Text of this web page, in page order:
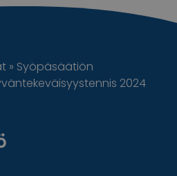
» Syöpäsäätiön
2024